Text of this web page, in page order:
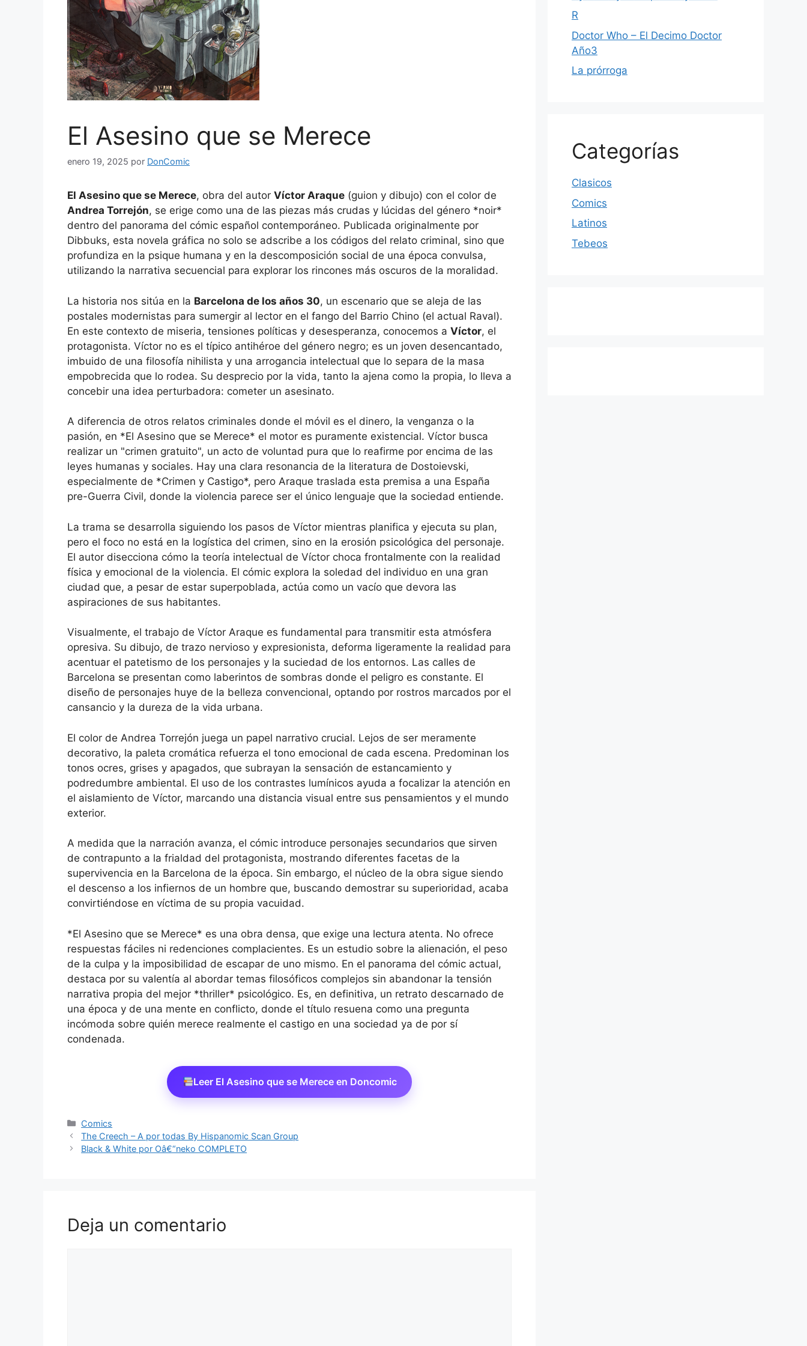
El Asesino que se Merece
enero 19, 2025 por DonComic
El Asesino que se Merece, obra del autor Víctor Araque (guion y dibujo) con el color de
Andrea Torrejón, se erige como una de las piezas más crudas y lúcidas del género *noir*
dentro del panorama del cómic español contemporáneo. Publicada originalmente por
Dibbuks, esta novela gráfica no solo se adscribe a los códigos del relato criminal, sino que
profundiza en la psique humana y en la descomposición social de una época convulsa,
utilizando la narrativa secuencial para explorar los rincones más oscuros de la moralidad.
La historia nos sitúa en la Barcelona de los años 30, un escenario que se aleja de las
postales modernistas para sumergir al lector en el fango del Barrio Chino (el actual Raval).
En este contexto de miseria, tensiones políticas y desesperanza, conocemos a Víctor, el
protagonista. Víctor no es el típico antihéroe del género negro; es un joven desencantado,
imbuido de una filosofía nihilista y una arrogancia intelectual que lo separa de la masa
empobrecida que lo rodea. Su desprecio por la vida, tanto la ajena como la propia, lo lleva a
concebir una idea perturbadora: cometer un asesinato.
A diferencia de otros relatos criminales donde el móvil es el dinero, la venganza o la
pasión, en *El Asesino que se Merece* el motor es puramente existencial. Víctor busca
realizar un "crimen gratuito", un acto de voluntad pura que lo reafirme por encima de las
leyes humanas y sociales. Hay una clara resonancia de la literatura de Dostoievski,
especialmente de *Crimen y Castigo*, pero Araque traslada esta premisa a una España
pre-Guerra Civil, donde la violencia parece ser el único lenguaje que la sociedad entiende.
La trama se desarrolla siguiendo los pasos de Víctor mientras planifica y ejecuta su plan,
pero el foco no está en la logística del crimen, sino en la erosión psicológica del personaje.
El autor disecciona cómo la teoría intelectual de Víctor choca frontalmente con la realidad
física y emocional de la violencia. El cómic explora la soledad del individuo en una gran
ciudad que, a pesar de estar superpoblada, actúa como un vacío que devora las
aspiraciones de sus habitantes.
Visualmente, el trabajo de Víctor Araque es fundamental para transmitir esta atmósfera
opresiva. Su dibujo, de trazo nervioso y expresionista, deforma ligeramente la realidad para
acentuar el patetismo de los personajes y la suciedad de los entornos. Las calles de
Barcelona se presentan como laberintos de sombras donde el peligro es constante. El
diseño de personajes huye de la belleza convencional, optando por rostros marcados por el
cansancio y la dureza de la vida urbana.
El color de Andrea Torrejón juega un papel narrativo crucial. Lejos de ser meramente
decorativo, la paleta cromática refuerza el tono emocional de cada escena. Predominan los
tonos ocres, grises y apagados, que subrayan la sensación de estancamiento y
podredumbre ambiental. El uso de los contrastes lumínicos ayuda a focalizar la atención en
el aislamiento de Víctor, marcando una distancia visual entre sus pensamientos y el mundo
exterior.
A medida que la narración avanza, el cómic introduce personajes secundarios que sirven
de contrapunto a la frialdad del protagonista, mostrando diferentes facetas de la
supervivencia en la Barcelona de la época. Sin embargo, el núcleo de la obra sigue siendo
el descenso a los infiernos de un hombre que, buscando demostrar su superioridad, acaba
convirtiéndose en víctima de su propia vacuidad.
*El Asesino que se Merece* es una obra densa, que exige una lectura atenta. No ofrece
respuestas fáciles ni redenciones complacientes. Es un estudio sobre la alienación, el peso
de la culpa y la imposibilidad de escapar de uno mismo. En el panorama del cómic actual,
destaca por su valentía al abordar temas filosóficos complejos sin abandonar la tensión
narrativa propia del mejor *thriller* psicológico. Es, en definitiva, un retrato descarnado de
una época y de una mente en conflicto, donde el título resuena como una pregunta
incómoda sobre quién merece realmente el castigo en una sociedad ya de por sí
condenada.
Leer El Asesino que se Merece en Doncomic
Categorías
Comics
The Creech – A por todas By Hispanomic Scan Group
Black & White por Oâ€“neko COMPLETO
Deja un comentario
R
Doctor Who – El Decimo Doctor
Año3
La prórroga
Categorías
Clasicos
Comics
Latinos
Tebeos